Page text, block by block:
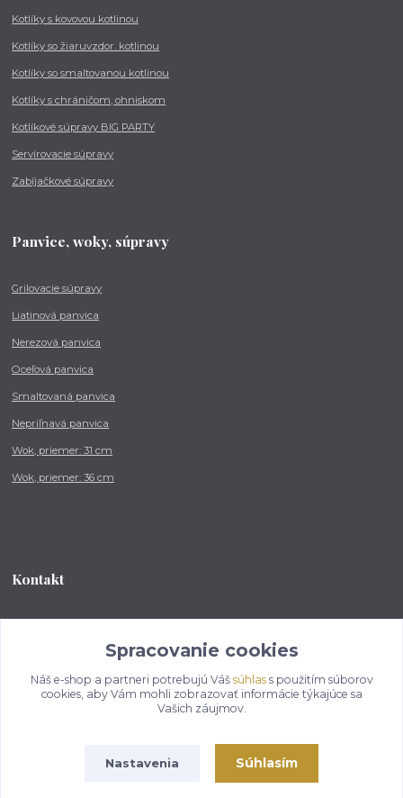
Kotlíky s kovovou kotlinou
Kotlíky so žiaruvzdor. kotlinou
Kotlíky so smaltovanou kotlinou
Kotlíky s chráničom, ohniskom
Kotlíkové súpravy BIG PARTY
Servírovacie súpravy
Zabíjačkové súpravy
Panvice, woky, súpravy
Grilovacie súpravy
Liatinová panvica
Nerezová panvica
Oceľová panvica
Smaltovaná panvica
Nepriľnavá panvica
Wok, priemer: 31 cm
Wok, priemer: 36 cm
Kontakt
od 8:00 - do 16:00 hod
info@kotlikovesupravy.sk
Spracovanie cookies
Náš e-shop a partneri potrebujú Váš súhlass použitím súborov
cookies, aby Vám mohli zobrazovať informácie týkajúce sa
Vašich záujmov.
Nastavenia Súhlasím